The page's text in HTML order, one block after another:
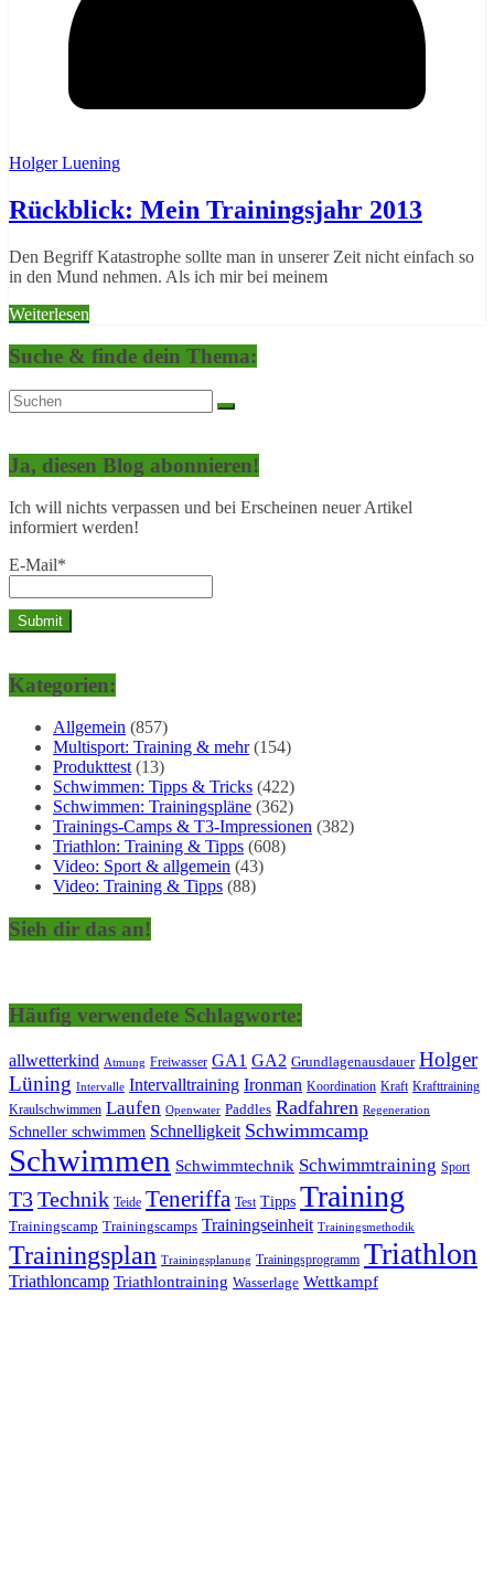
Holger Luening
Rückblick: Mein Trainingsjahr 2013
Den Begriff Katastrophe sollte man in unserer Zeit nicht einfach so
in den Mund nehmen. Als ich mir bei meinem
Weiterlesen
Suche & finde dein Thema:
Ja, diesen Blog abonnieren!
Ich will nichts verpassen und bei Erscheinen neuer Artikel
informiert werden!
E-Mail*
Kategorien:
Allgemein (857)
Multisport: Training & mehr(154)
Produkttest(13)
Schwimmen: Tipps & Tricks (422)
Schwimmen: Trainingspläne (362)
Trainings-Camps & T3-Impressionen (382)
Triathlon: Training & Tipps (608)
Video: Sport & allgemein (43)
Video: Training & Tipps (88)
Sieh dir das an!
Häufig verwendete Schlagworte:
allwetterkind Atmung Freiwasser GA1 GA2 Grundlagenausdauer Holger
Lüning Intervalle Intervalltraining Ironman Koordination Kraft Krafttraining
Kraulschwimmen Laufen Openwater Paddles Radfahren Regeneration
Schneller schwimmen Schnelligkeit Schwimmcamp
Schwimmen Schwimmtechnik Schwimmtraining Sport
T3Technik Teide Teneriffa Test Tipps Training
Trainingscamp Trainingscamps Trainingseinheit Trainingsmethodik
Trainingsplan Trainingsplanung Trainingsprogramm Triathlon
Triathloncamp Triathlontraining Wasserlage Wettkampf